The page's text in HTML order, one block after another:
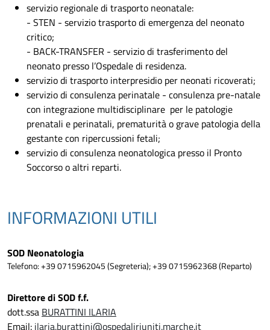
servizio regionale di trasporto neonatale:
- STEN - servizio trasporto di emergenza del neonato
critico;
- BACK-TRANSFER - servizio di trasferimento del
neonato presso l’Ospedale di residenza.
servizio di trasporto interpresidio per neonati ricoverati;
servizio di consulenza perinatale - consulenza pre-natale
con integrazione multidisciplinare per le patologie
prenatali e perinatali, prematurità o grave patologia della
gestante con ripercussioni fetali;
servizio di consulenza neonatologica presso il Pronto
Soccorso o altri reparti.
INFORMAZIONI UTILI
SOD Neonatologia
Telefono: +39 0715962045 (Segreteria); +39 0715962368 (Reparto)
Direttore di SOD f.f.
dott.ssa BURATTINI ILARIA
Email: ilaria.burattini@ospedaliriuniti.marche.it